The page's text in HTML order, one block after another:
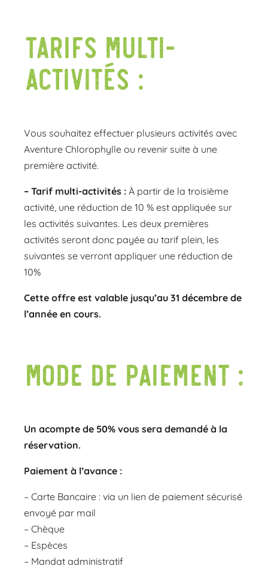
Tarifs multi-
activités :
Vous souhaitez effectuer plusieurs activités avec
Aventure Chlorophylle ou revenir suite à une
première activité.
– Tarif multi-activités : À partir de la troisième
activité, une réduction de 10 % est appliquée sur
les activités suivantes. Les deux premières
activités seront donc payée au tarif plein, les
suivantes se verront appliquer une réduction de
10%
Cette offre est valable jusqu’au 31 décembre de
l’année en cours.
Mode de paiement :
Un acompte de 50% vous sera demandé à la
réservation.
Paiement à l’avance :
– Carte Bancaire : via un lien de paiement sécurisé
envoyé par mail
– Chèque
– Espèces
– Mandat administratif